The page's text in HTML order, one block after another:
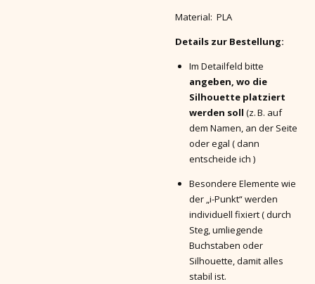
Material: PLA
Details zur Bestellung:
Im Detailfeld bitte
angeben, wo die
Silhouette platziert
werden soll (z. B. auf
dem Namen, an der Seite
oder egal ( dann
entscheide ich )
Besondere Elemente wie
der „i-Punkt“ werden
individuell fixiert ( durch
Steg, umliegende
Buchstaben oder
Silhouette, damit alles
stabil ist.